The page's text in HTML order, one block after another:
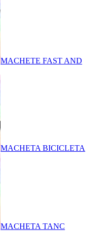
MACHETE FAST AND
MACHETA BICICLETA
MACHETA TANC